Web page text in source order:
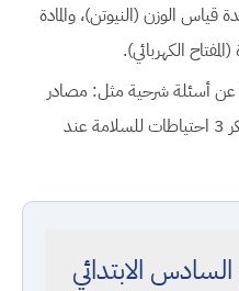
قياس الوزن (النيوتن)، والمادة
الكهربائي).
عن أسئلة شرحية مثل: مصادر
الطاقة الكهربائية، فائدة العتلة، وذكر 3 احتياطات للسلامة عند
الابتدائي